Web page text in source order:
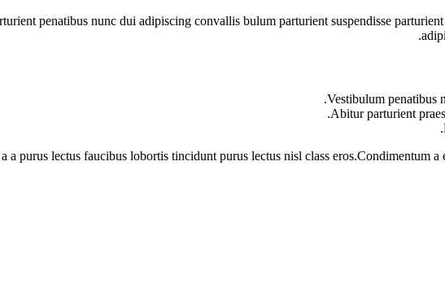
penatibus nunc dui adipiscing convallis bulum parturient suspendisse
Vestibulum penatibus
Abitur parturient
a purus lectus faucibus lobortis tincidunt purus lectus nisl class eros.Condimentum